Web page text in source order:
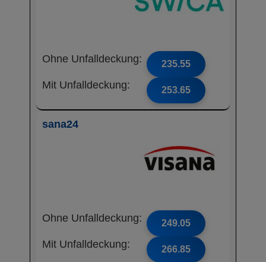
Ohne Unfalldeckung: 235.55
Mit Unfalldeckung: 253.65
sana24
Ohne Unfalldeckung: 249.05
Mit Unfalldeckung: 266.85